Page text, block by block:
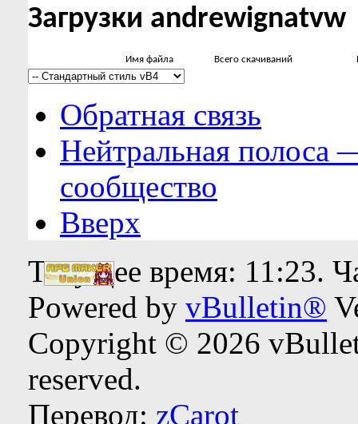
Загрузки andrewignatvw
Имя файла Всего скачиваний
Обратная связь
Нейтральная полоса
сообщество
Вверх
Текущее время: 11:23.
Powered by vBulletin®
Copyright © 2026
reserved.
Перевод: zCarot